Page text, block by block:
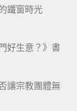
鐵窗時光
好生意？》書
讓宗教團體無